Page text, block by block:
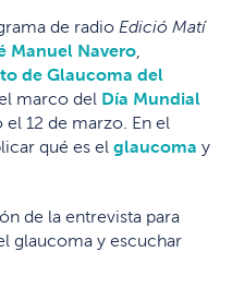
de radio Edició Matí
Manuel Navero
de Glaucoma del
el marco del Día Mundial
12 de marzo. En el
qué es el glaucoma y
de la entrevista para
glaucoma y escuchar